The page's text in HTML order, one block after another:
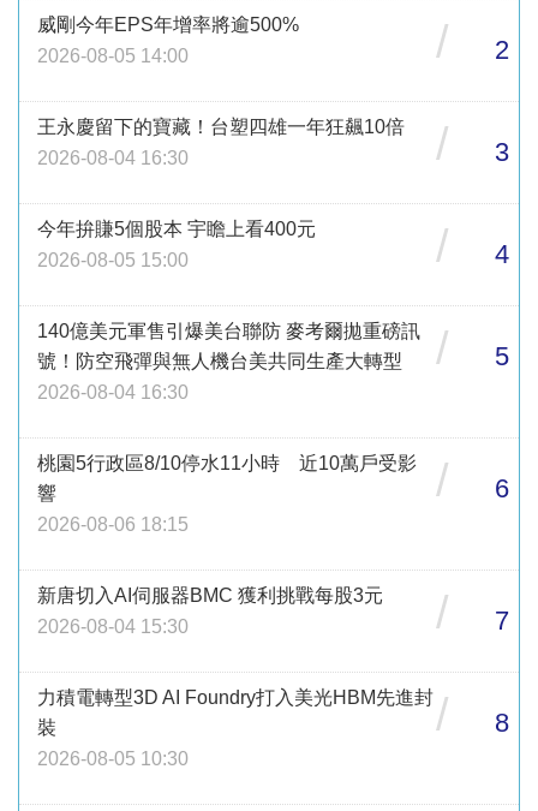
威剛今年EPS年增率將逾500%
2026-08-05 14:00
/ 2
王永慶留下的寶藏！台塑四雄一年狂飆10倍
2026-08-04 16:30
/ 3
今年拚賺5個股本 宇瞻上看400元
2026-08-05 15:00
/ 4
140億美元軍售引爆美台聯防 麥考爾拋重磅訊
號！防空飛彈與無人機台美共同生產大轉型
2026-08-04 16:30
/ 5
桃園5行政區8/10停水11小時 近10萬戶受影
響
2026-08-06 18:15
/ 6
新唐切入AI伺服器BMC 獲利挑戰每股3元
2026-08-04 15:30
/ 7
力積電轉型3D AI Foundry打入美光HBM先進封
裝
2026-08-05 10:30
/ 8